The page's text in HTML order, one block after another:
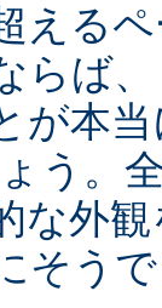
える
らば
が本
う。
な外
そう